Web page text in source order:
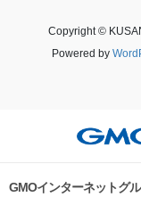
Copyright ©
Powered by
GMOインターネットグ